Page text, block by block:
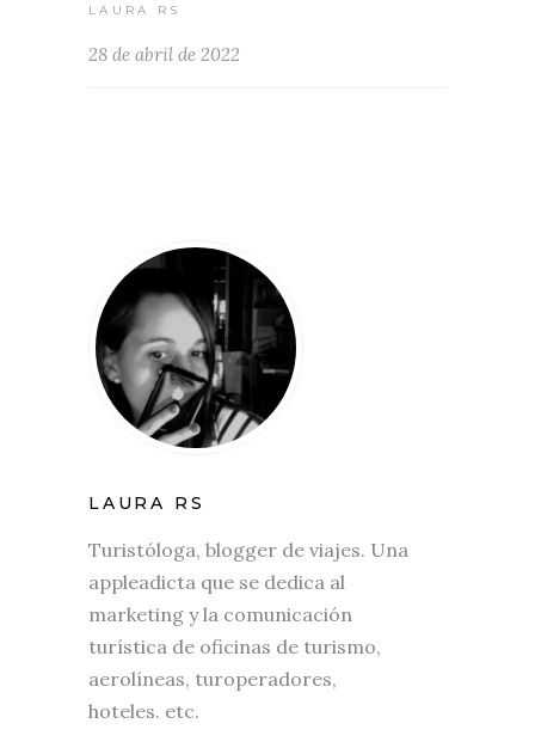
LAURA RS
28 de abril de 2022
LAURA RS
Turistóloga, blogger de viajes. Una
appleadicta que se dedica al
marketing y la comunicación
turística de oficinas de turismo,
aerolíneas, turoperadores,
hoteles. etc.